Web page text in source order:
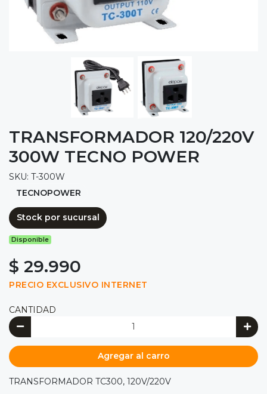
TRANSFORMADOR 120/220V
300W TECNO POWER
SKU: T-300W
TECNOPOWER
Stock por sucursal
Disponible
$ 29.990
PRECIO EXCLUSIVO INTERNET
CANTIDAD
Agregar al carro
TRANSFORMADOR TC300, 120V/220V